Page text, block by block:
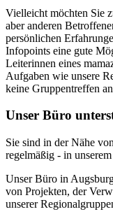
Vielleicht möchten Sie
aber anderen
persönlichen
Infopoints eine gute
Leiterinnen eines
Aufgaben wie unsere
keine Gruppentreffen
Unser Büro
Sie sind in der Nähe
regelmäßig - in
Unser Büro in
von Projekten, der
unserer